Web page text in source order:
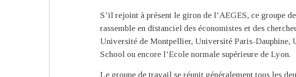
S’il rejoint à présent le giron de l’AEGES, ce groupe
rassemble en distanciel des économistes et des
Université de Montpellier, Université Paris-
School ou encore l’Ecole normale supérieure de Lyon.
Le groupe de travail se réunit généralement tous les